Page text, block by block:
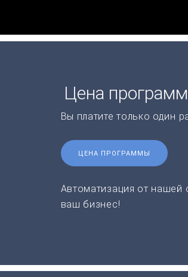
Цена
Вы платите только один
ЦЕНА ПРОГРАММЫ
Автоматизация от нашей
ваш бизнес!